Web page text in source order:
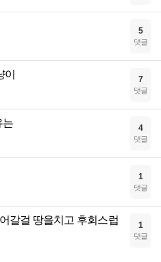
5
댓글
7
댓글
는 4
댓글
1
댓글
갈걸 땅을치고 후회스럽
1
댓글